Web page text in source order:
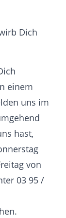
Dich
einem
uns im
hast,
von
03 95 /